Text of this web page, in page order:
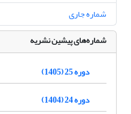
شماره جاری
شماره‌های پیشین نشریه
دوره 25 (1405)
دوره 24 (1404)